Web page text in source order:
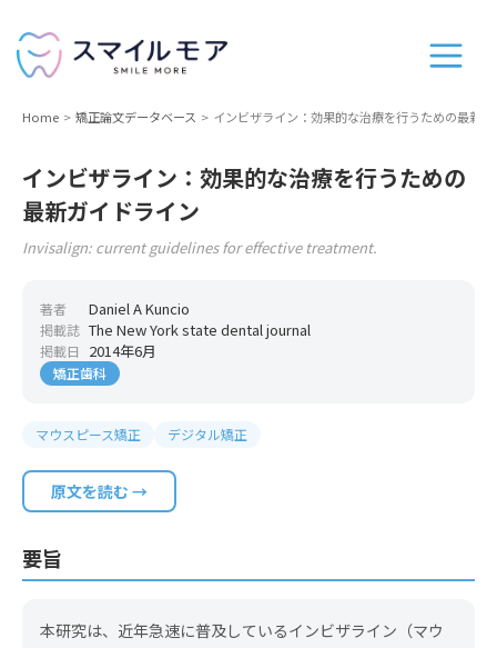
Home 矯正論文データベース インビザライン：効果的な治療を行うための最新
インビザライン：効果的な治療を行うための
最新ガイドライン
Invisalign: current guidelines for effective treatment.
著者 Daniel A Kuncio
掲載誌 The New York state dental journal
掲載日 2014年6月
矯正歯科
マウスピース矯正 デジタル矯正
原文を読む →
要旨
本研究は、近年急速に普及しているインビザライン（マウ